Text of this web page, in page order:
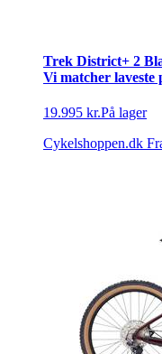
Trek District+ 2
Vi matcher laveste
19.995 kr.På lager
Cykelshoppen.dk